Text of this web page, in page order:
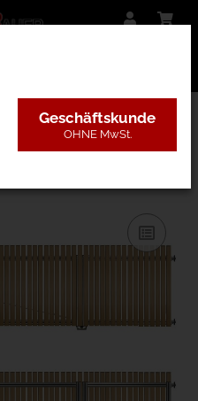
Geschäftskunde
OHNE MwSt.